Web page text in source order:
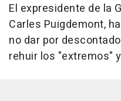
El expresidente de la
Carles Puigdemont,
no dar por
rehuir los "extremos"